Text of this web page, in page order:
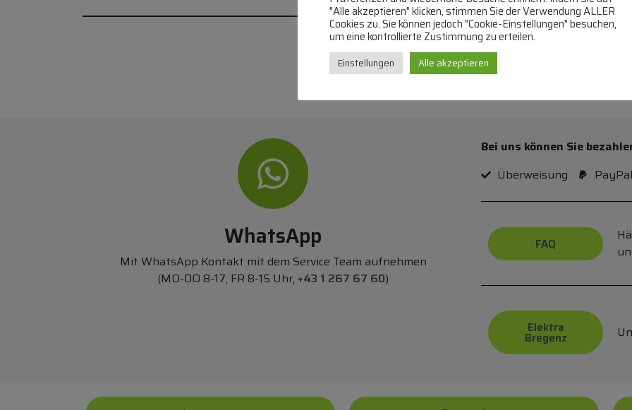
WhatsApp
Mit WhatsApp Kontakt mit dem Service Team aufnehmen
(MO-DO 8-17, FR 8-15 Uhr, +43 1 267 67 60)
Bei uns können Sie
Überweisung
PayPal
FAQ
Elektra
Bregenz
"Alle akzeptieren" klicken, stimmen Sie der Verwendung ALLER
Cookies zu. Sie können jedoch "Cookie-Einstellungen" besuchen,
um eine kontrollierte Zustimmung zu erteilen.
Einstellungen Alle akzeptieren